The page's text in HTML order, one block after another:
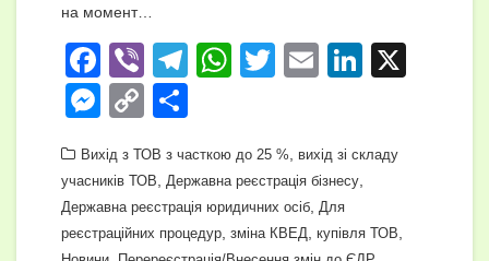
на момент…
F
a
c
e
b
o
Vi
b
er
T
gr
a
m
W
s
A
p
T
er
E
Li
e
n
M
ss
e
n
C
p
y
Li
ді
л
и
Вихід з ТОВ з часткою до 25 %, вихід зі складу
учасників ТОВ, Державна реєстрація бізнесу,
Державна реєстрація юридичних осіб, Для
реєстраційних процедур, зміна КВЕД, купівля ТОВ,